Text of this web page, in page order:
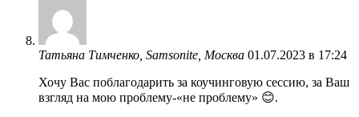
Татьяна Тимченко, Samsonite, Москва 01.07.2023 в 17:24
Хочу Вас поблагодарить за коучинговую сессию, за Ваш
взгляд на мою проблему-«не проблему» 😊.